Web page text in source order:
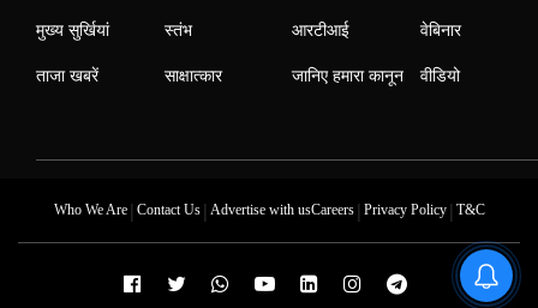
मुख्य सुर्खियां
ताजा खबरें
स्तंभ
साक्षात्कार
आरटीआई
जानिए हमारा कानून
वेबिनार
वीडियो
Who We Are| Contact Us| Advertise with usCareers| Privacy Policy| T&C